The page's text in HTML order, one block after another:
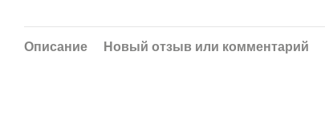
Описание Новый отзыв или комментарий